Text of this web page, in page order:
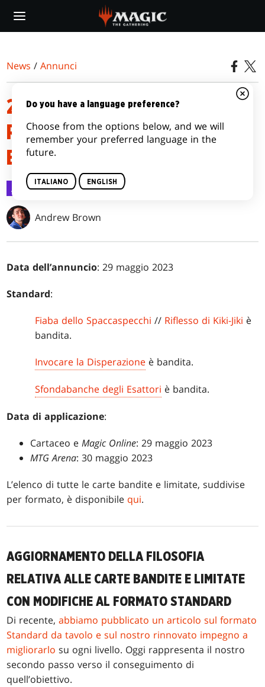
main
News /Annunci
29 MAGGIO 2023 - ANNUNCIO
RELATIVO ALLE CARTE
BANDITE E LIMITATE
Annunci 29 mag 2023
Andrew Brown
Data dell’annuncio: 29 maggio 2023
Standard:
Fiaba dello Spaccaspecchi // Riflesso di Kiki-Jiki è
bandita.
Invocare la Disperazione è bandita.
Sfondabanche degli Esattori è bandita.
Data di applicazione:
Cartaceo eMagic Online: 29 maggio 2023
MTG Arena: 30 maggio 2023
L’elenco di tutte le carte bandite e limitate, suddivise
per formato, è disponibile qui.
AGGIORNAMENTO DELLA FILOSOFIA
RELATIVA ALLE CARTE BANDITE E LIMITATE
CON MODIFICHE AL FORMATO STANDARD
Di recente,abbiamo pubblicato un articolo sul formato
Standard da tavolo e sul nostro rinnovato impegno a
migliorarlo su ogni livello. Oggi rappresenta il nostro
secondo passo verso il conseguimento di
quell’obiettivo.
Do you have a language preference?
Choose from the options below, and we will
remember your preferred language in the
future.
ITALIANO ENGLISH